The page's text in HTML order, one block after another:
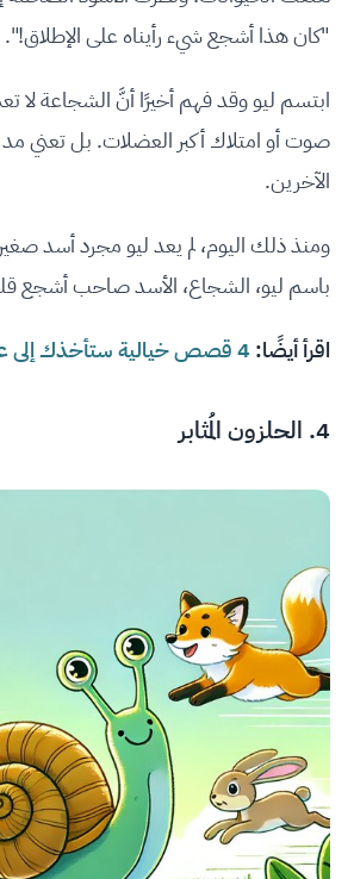
"كان هذا أشجع شيء رأيناه على الإطلاق!".
ابتسم ليو وقد فهم أخيرًا أنَّ الشجاعة لا
صوت أو امتلاك أكبر العضلات. بل تعني مد
الآخرين.
ومنذ ذلك اليوم، لم يعد ليو مجرد أسد
باسم ليو، الشجاع، الأسد صاحب أشجع
اقرأ أيضًا: 4 قصص خيالية ستأخذك إلى عوالم أخرى لا تُنسى!
4. الحلزون المُثابر